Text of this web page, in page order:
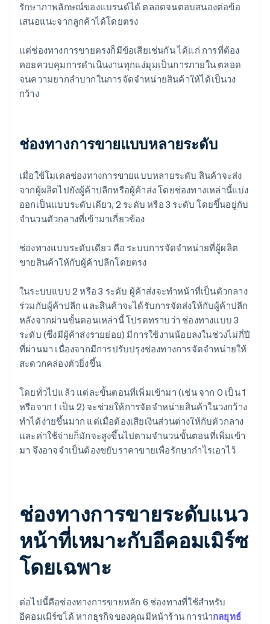
รักษาภาพลักษณ์ของแบรนด์ได้ ตลอดจนตอบสนองต่อข้อ
เสนอแนะจากลูกค้าได้โดยตรง
แต่ช่องทางการขายตรงก็มีข้อเสียเช่นกัน ได้แก่ การที่ต้อง
คอยควบคุมการดำเนินงานทุกแง่มุมเป็นการภายใน ตลอด
จนความยากลำบากในการจัดจำหน่ายสินค้าให้ได้เป็นวง
กว้าง
ช่องทางการขายแบบหลายระดับ
เมื่อใช้โมเดลช่องทางการขายแบบหลายระดับ สินค้าจะส่ง
จากผู้ผลิตไปยังผู้ค้าปลีกหรือผู้ค้าส่ง โดยช่องทางเหล่านี้แบ่ง
ออกเป็นแบบระดับเดียว, 2 ระดับ หรือ 3 ระดับ โดยขึ้นอยู่กับ
จำนวนตัวกลางที่เข้ามาเกี่ยวข้อง
ช่องทางแบบระดับเดียว คือ ระบบการจัดจำหน่ายที่ผู้ผลิต
ขายสินค้าให้กับผู้ค้าปลีกโดยตรง
ในระบบแบบ 2 หรือ 3 ระดับ ผู้ค้าส่งจะทำหน้าที่เป็นตัวกลาง
ร่วมกับผู้ค้าปลีก และสินค้าจะได้รับการจัดส่งให้กับผู้ค้าปลีก
หลังจากผ่านขั้นตอนเหล่านี้ โปรดทราบว่า ช่องทางแบบ 3
ระดับ (ซึ่งมีผู้ค้าส่งรายย่อย) มีการใช้งานน้อยลงในช่วงไม่กี่ปี
ที่ผ่านมา เนื่องจากมีการปรับปรุงช่องทางการจัดจำหน่ายให้
สะดวกคล่องตัวยิ่งขึ้น
โดยทั่วไปแล้ว แต่ละขั้นตอนที่เพิ่มเข้ามา (เช่น จาก 0 เป็น 1
หรือจาก 1 เป็น 2) จะช่วยให้การจัดจำหน่ายสินค้าในวงกว้าง
ทำได้ง่ายขึ้นมาก แต่เมื่อต้องเสียเงินส่วนต่างให้กับตัวกลาง
และค่าใช้จ่ายก็มักจะสูงขึ้นไปตามจำนวนขั้นตอนที่เพิ่มเข้า
มา จึงอาจจำเป็นต้องขยับราคาขายเพื่อรักษากำไรเอาไว้
ช่องทางการขายระดับแนว
หน้าที่เหมาะกับอีคอมเมิร์ซ
โดยเฉพาะ
ต่อไปนี้คือช่องทางการขายหลัก 6 ช่องทางที่ใช้สำหรับ
อีคอมเมิร์ซได้ หากธุรกิจของคุณมีหน้าร้าน การนำกลยุทธ์